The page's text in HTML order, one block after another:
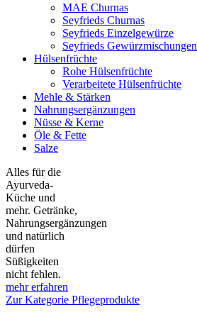
MAE Churnas
Seyfrieds Churnas
Seyfrieds Einzelgewürze
Seyfrieds Gewürzmischungen
Hülsenfrüchte
Rohe Hülsenfrüchte
Verarbeitete Hülsenfrüchte
Mehle & Stärken
Nahrungsergänzungen
Nüsse & Kerne
Öle & Fette
Salze
Alles für die
Ayurveda-
Küche und
mehr. Getränke,
Nahrungsergänzungen
und natürlich
dürfen
Süßigkeiten
nicht fehlen.
mehr erfahren
Zur Kategorie Pflegeprodukte